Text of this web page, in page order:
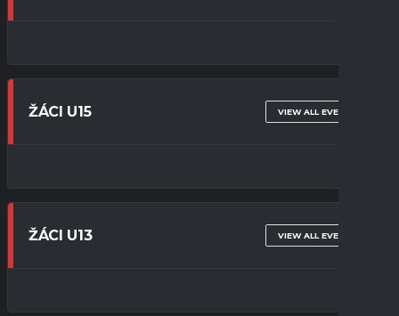
ŽÁCI U15 VIEW ALL EVENTS
ŽÁCI U13 VIEW ALL EVENTS